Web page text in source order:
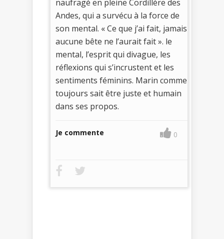
naufragé en pleine Cordillère des
Andes, qui a survécu à la force de
son mental. « Ce que j’ai fait, jamais
aucune bête ne l’aurait fait ». le
mental, l’esprit qui divague, les
réflexions qui s’incrustent et les
sentiments féminins. Marin comme
toujours sait être juste et humain
dans ses propos.
Je commente 0